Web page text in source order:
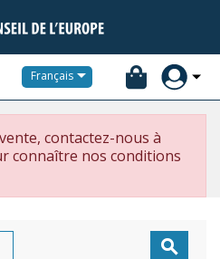
Français
contactez-nous à
connaître nos conditions
